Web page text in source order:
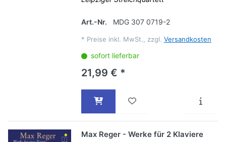
Art.-Nr. MDG 307 0719-2
* Preise inkl. MwSt., zzgl. Versandkosten
sofort lieferbar
21,99 € *
Max Reger - Werke für 2 Klaviere